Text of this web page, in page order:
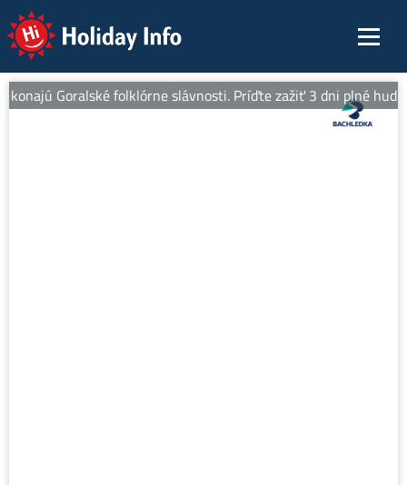
Holiday Info
Goralské folklórne slávnosti. Príďte zažiť 3 dni plné